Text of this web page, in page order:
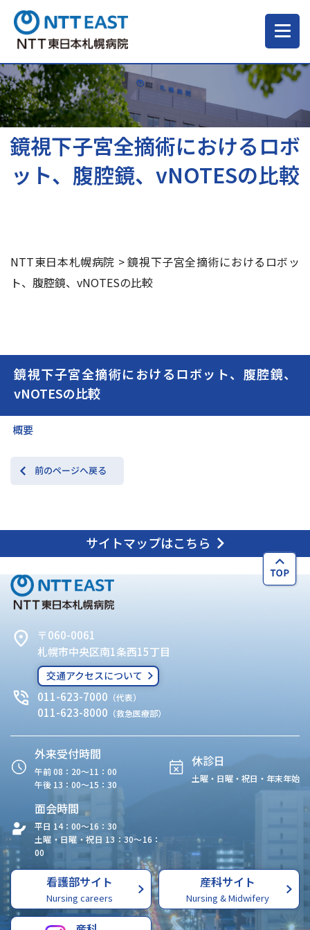
当院について
ご来院される方へ
診療科・部門
採用情報
交通アクセス お問い合わせ
鏡視下子宮全摘術におけるロボット、腹腔鏡、
vNOTESの比較
概要
前のページへ戻る
鏡視下子宮全摘術におけるロボ
ット、腹腔鏡、vNOTESの比較
NTT東日本札幌病院 >鏡視下子宮全摘術におけるロボッ
ト、腹腔鏡、vNOTESの比較
サイトマップはこちら
〒060-0061
札幌市中央区南1条西15丁目
交通アクセスについて
011-623-7000 （代表）
011-623-8000 （救急医療部）
外来受付時間
午前 08：20〜11：00
午後 13：00〜15：30
休診日
土曜・日曜・祝日・年末年始
面会時間
平日 14：00〜16：30
土曜・日曜・祝日 13：30〜16：
00
看護部サイト
Nursing careers
産科サイト
Nursing & Midwifery